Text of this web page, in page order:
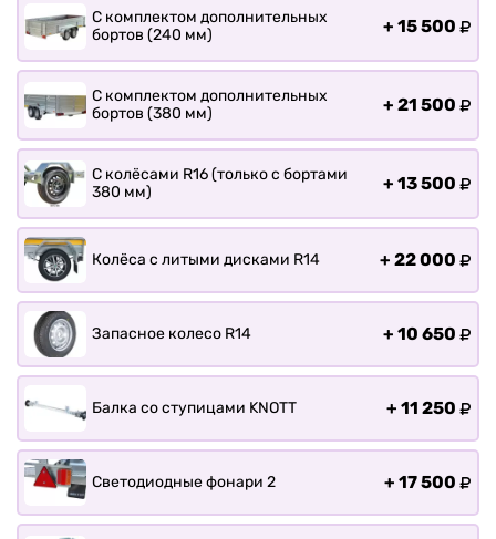
С комплектом дополнительных
бортов (240 мм)
+ 15 500
С комплектом дополнительных
бортов (380 мм)
+ 21 500
С колёсами R16 (только с бортами
380 мм)
+ 13 500
Колёса с литыми дисками R14 + 22 000
Запасное колесо R14 + 10 650
Балка со ступицами KNOTT + 11 250
Светодиодные фонари 2 + 17 500